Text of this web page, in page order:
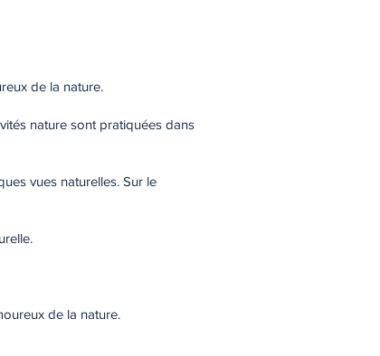
de la nature.
nature sont pratiquées dans
vues naturelles. Sur le
de la nature.